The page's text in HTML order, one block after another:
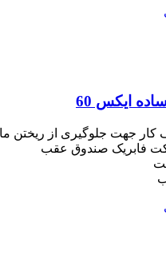
ایکس 60
کار جهت جلوگیری از ریختن
فابریک صندوق عقب